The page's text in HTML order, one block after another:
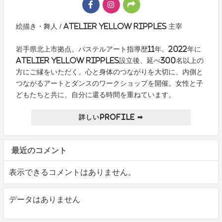
絵描き・舞人 / Atelier yellow ripples 主宰
岩手県北上市拠点。パステルアート指導歴11年。2022年に
Atelier yellow ripples設立後、延べ300名以上の
方にご縁をいただく。心と身体のつながりを大切に、内側と
つながるアートとダンスのワークショップを開催。女性と子
どもたちと共に、自分に還る時間を重ねています。
詳しいProfile ➡
最近のコメント
表示できるコメントはありません。
データはありません